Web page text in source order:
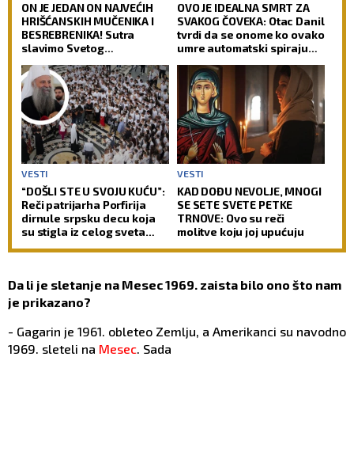
ON JE JEDAN ON NAJVEĆIH
HRIŠĆANSKIH MUČENIKA I
BESREBRENIKA! Sutra
slavimo Svetog
velikomučenika
Pantelejmona!
OVO JE IDEALNA SMRT ZA
SVAKOG ČOVEKA: Otac Danil
tvrdi da se onome ko ovako
umre automatski spiraju
svi grehovi, osim dva
VESTI
“DOŠLI STE U SVOJU KUĆU”:
Reči patrijarha Porfirija
dirnule srpsku decu koja
su stigla iz celog sveta
VESTI
KAD DOĐU NEVOLJE, MNOGI
SE SETE SVETE PETKE
TRNOVE: Ovo su reči
molitve koju joj upućuju
Da li je sletanje na Mesec 1969. zaista bilo ono što nam
je prikazano?
- Gagarin je 1961. obleteo Zemlju, a Amerikanci su navodno
1969. sleteli na Mesec. Sada